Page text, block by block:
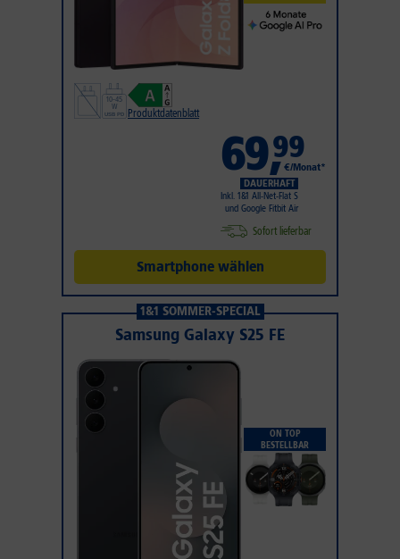
Produktdatenblatt
69,99
€/Monat*
DAUERHAFT
Inkl. 1&1 All-Net-Flat S
und Google Fitbit Air
Sofort lieferbar
Smartphone wählen
1&1 SOMMER-SPECIAL
Samsung Galaxy S25 FE
ON TOP
BESTELLBAR